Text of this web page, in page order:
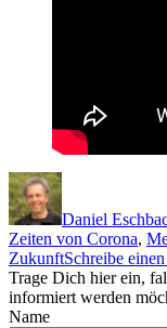
Autor
Daniel
Zeiten von Corona,
ZukunftSchreibe
Trage Dich hier ein,
informiert werden
Name